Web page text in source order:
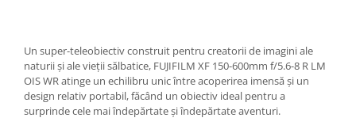
Un super-teleobiectiv construit pentru creatorii de imagini ale
naturii și ale vieții sălbatice, FUJIFILM XF 150-600mm f/5.6-8 R LM
OIS WR atinge un echilibru unic între acoperirea imensă și un
design relativ portabil, făcând un obiectiv ideal pentru a
surprinde cele mai îndepărtate și îndepărtate aventuri.